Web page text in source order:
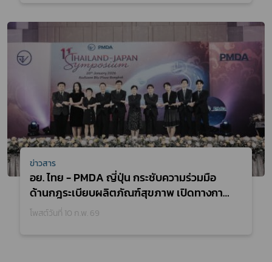
ข่าวสาร
อย. ไทย - PMDA ญี่ปุ่น กระชับความร่วมมือ
ด้านกฎระเบียบผลิตภัณฑ์สุขภาพ เปิดทางการ
เข้าถึงผลิตภัณฑ์ทางการแพทย์สู่ระบบสุขภาพ
โพสต์วันที่ 10 ก.พ. 69